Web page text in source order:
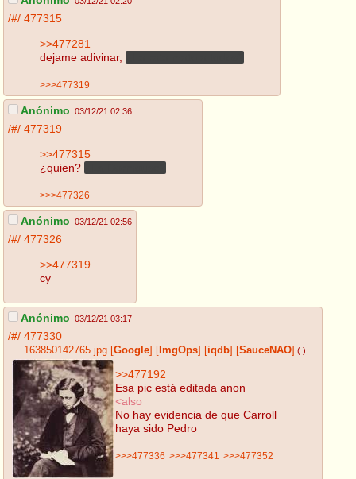
/#/ 477315
>>477281
dejame adivinar,
>>>477319
Anónimo 03/12/21 02:36
/#/ 477319
>>477315
¿quien?
>>>477326
Anónimo 03/12/21 02:56
/#/ 477326
>>477319
cy
Anónimo 03/12/21 03:17
/#/ 477330
163850142765.jpg Google ImgOps iqdb SauceNAO ( )
>>477192
Esa pic está editada anon
<also
No hay evidencia de que Carroll
haya sido Pedro
>>>477336 >>>477341 >>>477352